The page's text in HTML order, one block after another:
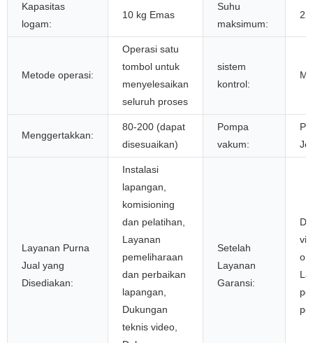
Kapasitas
logam:
10 kg Emas
Suhu
maksimum:
Metode operasi:
Operasi satu
tombol untuk
menyelesaikan
seluruh proses
sistem
kontrol:
Menggertakkan:
80-200 (dapat
disesuaikan)
Pompa
vakum:
Layanan Purna
Jual yang
Disediakan:
Instalasi
lapangan,
komisioning
dan pelatihan,
Layanan
pemeliharaan
dan perbaikan
lapangan,
Dukungan
teknis video,
Setelah
Layanan
Garansi: